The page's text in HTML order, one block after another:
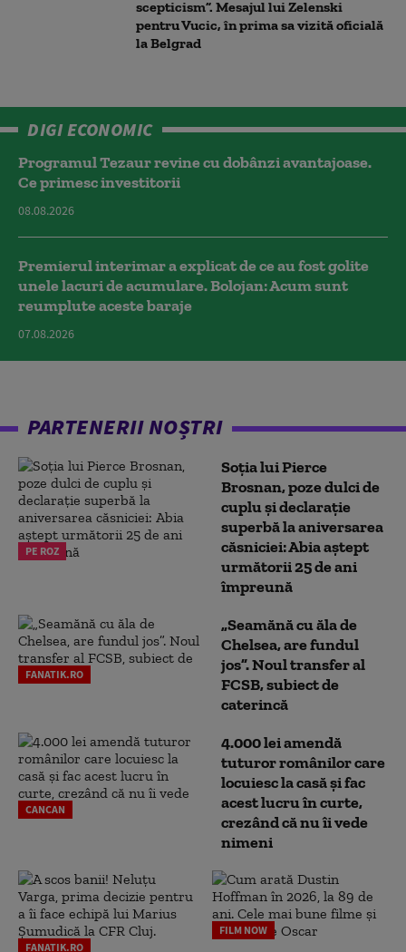
scepticism”. Mesajul lui Zelenski
pentru Vucic, în prima sa vizită oficială
la Belgrad
DIGI ECONOMIC
Programul Tezaur revine cu dobânzi avantajoase.
Ce primesc investitorii
08.08.2026
Premierul interimar a explicat de ce au fost golite
unele lacuri de acumulare. Bolojan: Acum sunt
reumplute aceste baraje
07.08.2026
PARTENERII NOȘTRI
PE ROZ
Soția lui Pierce
Brosnan, poze dulci de
cuplu și declarație
superbă la aniversarea
căsniciei: Abia aștept
următorii 25 de ani
împreună
FANATIK.RO
„Seamănă cu ăla de
Chelsea, are fundul
jos”. Noul transfer al
FCSB, subiect de
caterincă
CANCAN
4.000 lei amendă
tuturor românilor care
locuiesc la casă și fac
acest lucru în curte,
crezând că nu îi vede
nimeni
FANATIK.RO
FILM NOW